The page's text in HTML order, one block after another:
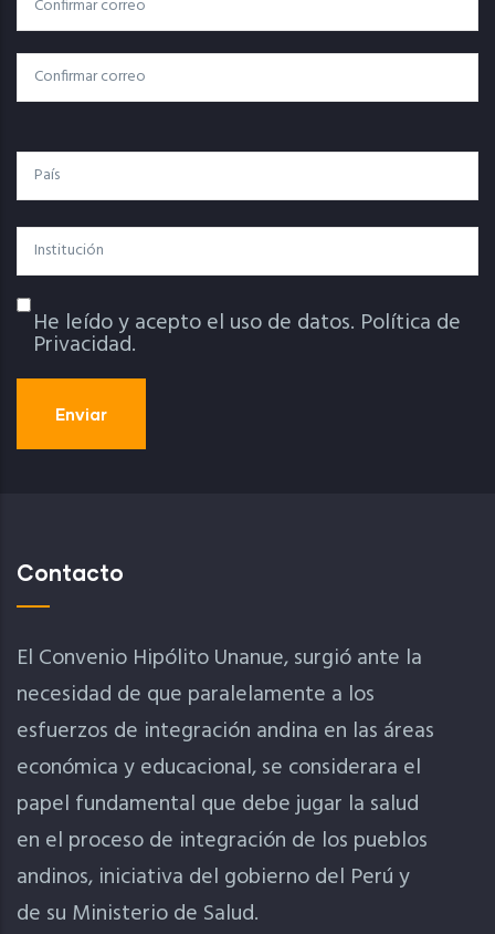
Electrónico
Confirmar Correo
País
Institución
Política De Privacidad
He leído y acepto el uso de datos. Política de
Privacidad.
Contacto
El Convenio Hipólito Unanue, surgió ante la
necesidad de que paralelamente a los
esfuerzos de integración andina en las áreas
económica y educacional, se considerara el
papel fundamental que debe jugar la salud
en el proceso de integración de los pueblos
andinos, iniciativa del gobierno del Perú y
de su Ministerio de Salud.